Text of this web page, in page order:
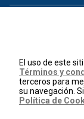
El uso de este
Términos y
terceros para
su navegación.
Política de